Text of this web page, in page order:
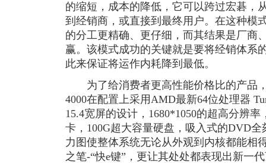
的缩短，成本的降低，它可以跨过宏碁，
到经销商，或直接到最终用户。在这种模
的分工更精确、更仔细，而其结果是厂商
赢。该模式成功的关键就是要将经销体系
此来保证将运作内耗降到最低。
为了给消费者更高性能价格比的产品，
4000在配置上采用AMD最新64位处理器
15.4宽屏的设计，1680*1050的超高分辨
卡，100G超大容量硬盘，吸入式的DVD
力图使整体系统无论从外观到内核都能相
之笔-“快e键”，更让其处处都表现出新一